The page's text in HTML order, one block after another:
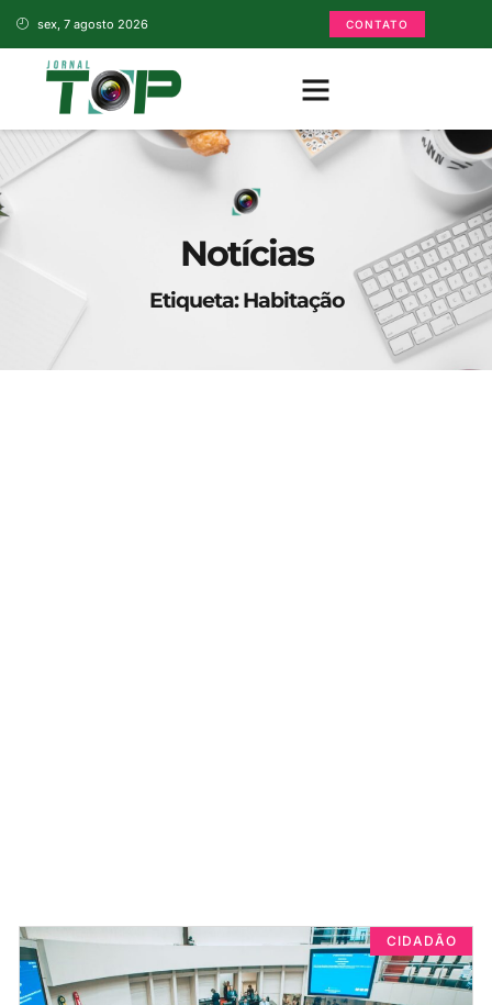
sex, 7 agosto 2026 CONTATO
Notícias
Etiqueta: Habitação
CIDADÃO